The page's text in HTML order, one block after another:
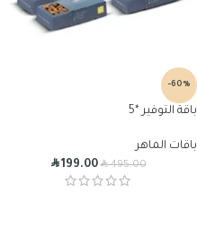
-60%
باقة التوفير *5
باقات الماهر
R495.00
R199.00